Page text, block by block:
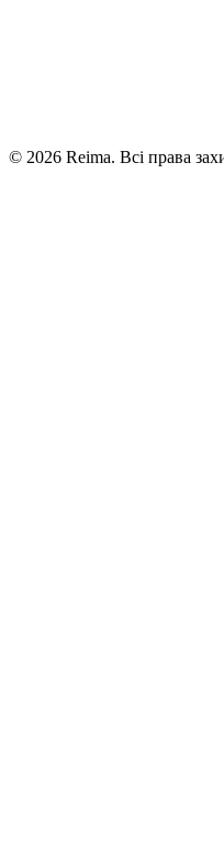
© 2026 Reima. Всі права